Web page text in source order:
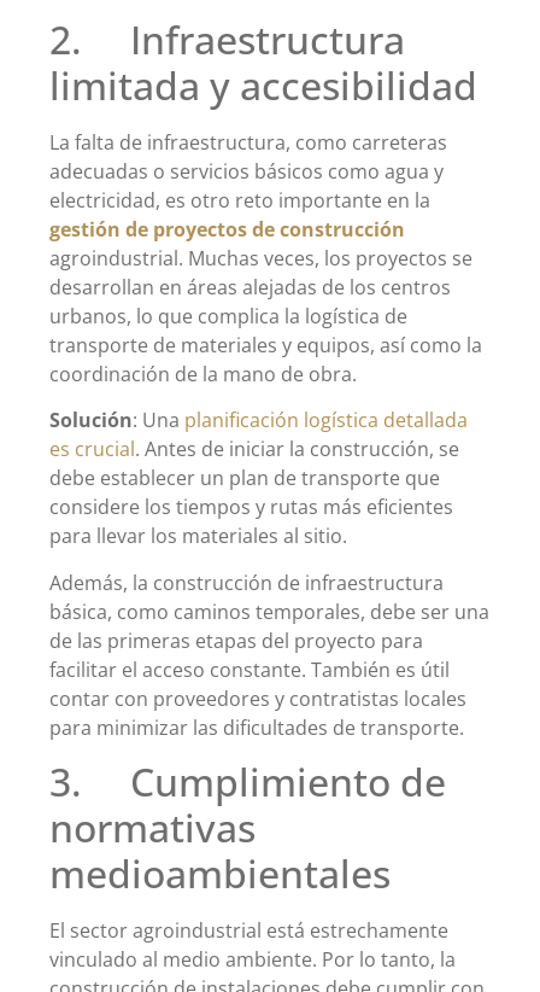
2. Infraestructura
limitada y accesibilidad
La falta de infraestructura, como carreteras
adecuadas o servicios básicos como agua y
electricidad, es otro reto importante en la
gestión de proyectos de construcción
agroindustrial. Muchas veces, los proyectos se
desarrollan en áreas alejadas de los centros
urbanos, lo que complica la logística de
transporte de materiales y equipos, así como la
coordinación de la mano de obra.
Solución: Una planificación logística detallada
es crucial. Antes de iniciar la construcción, se
debe establecer un plan de transporte que
considere los tiempos y rutas más eficientes
para llevar los materiales al sitio.
Además, la construcción de infraestructura
básica, como caminos temporales, debe ser una
de las primeras etapas del proyecto para
facilitar el acceso constante. También es útil
contar con proveedores y contratistas locales
para minimizar las dificultades de transporte.
3. Cumplimiento de
normativas
medioambientales
El sector agroindustrial está estrechamente
vinculado al medio ambiente. Por lo tanto, la